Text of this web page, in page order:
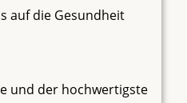
auf die Gesundheit
und der hochwertigste